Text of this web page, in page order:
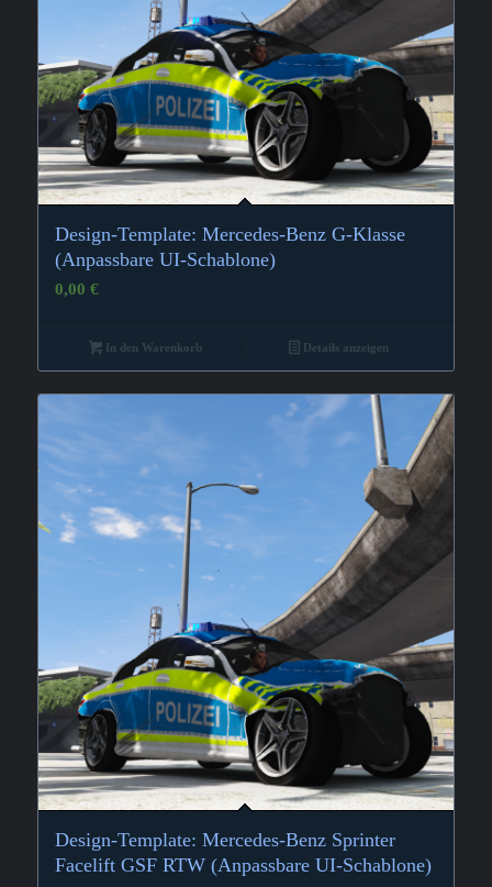
Design-Template: Mercedes-Benz G-Klasse
(Anpassbare UI-Schablone)
0,00 €
In den Warenkorb Details anzeigen
Design-Template: Mercedes-Benz Sprinter
Facelift GSF RTW (Anpassbare UI-Schablone)